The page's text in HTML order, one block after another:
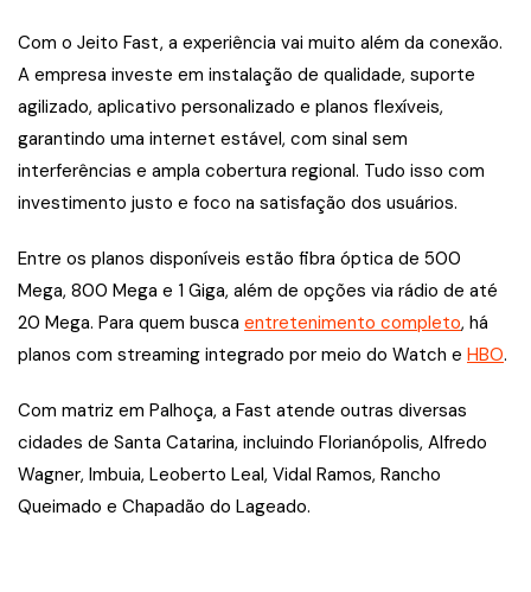
Com o Jeito Fast, a experiência vai muito além da conexão.
A empresa investe em instalação de qualidade, suporte
agilizado, aplicativo personalizado e planos flexíveis,
garantindo uma internet estável, com sinal sem
interferências e ampla cobertura regional. Tudo isso com
investimento justo e foco na satisfação dos usuários.
Entre os planos disponíveis estão fibra óptica de 500
Mega, 800 Mega e 1 Giga, além de opções via rádio de até
20 Mega. Para quem busca entretenimento completo, há
planos com streaming integrado por meio do Watch e HBO.
Com matriz em Palhoça, a Fast atende outras diversas
cidades de Santa Catarina, incluindo Florianópolis, Alfredo
Wagner, Imbuia, Leoberto Leal, Vidal Ramos, Rancho
Queimado e Chapadão do Lageado.